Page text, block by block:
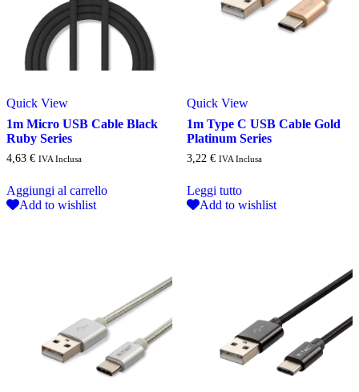
Quick View
1m Micro USB Cable Black
Ruby Series
4,63 € IVA Inclusa
Aggiungi al carrello
Add to wishlist
Quick View
1m Type C USB Cable Gold
Platinum Series
3,22 € IVA Inclusa
Leggi tutto
Add to wishlist